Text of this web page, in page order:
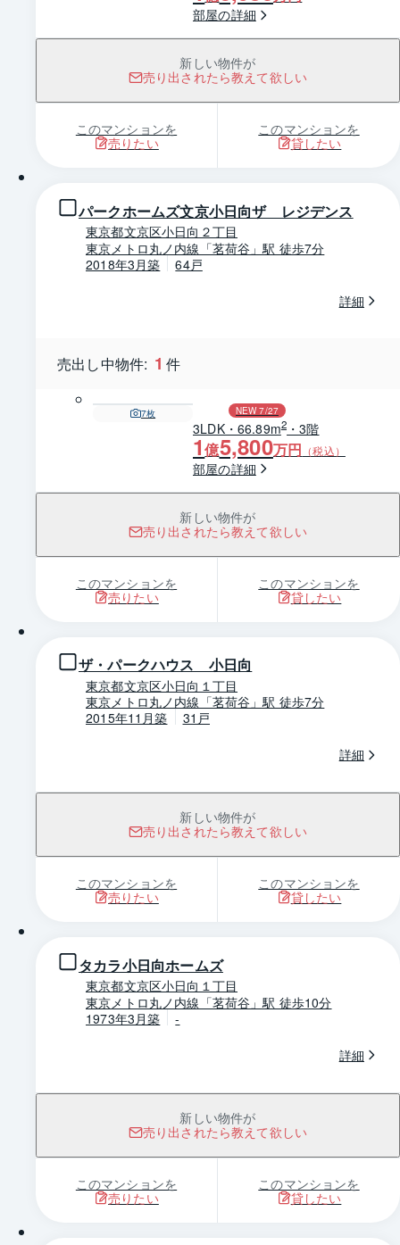
部屋の詳細
新しい物件が
売り出されたら教えて欲しい
このマンションを
売りたい
このマンションを
貸したい
パークホームズ文京小日向ザ レジデンス
東京都文京区小日向２丁目
東京メトロ丸ノ内線「茗荷谷」駅 徒歩7分
2018年3月築
64戸
詳細
売出し中物件: 1 件
7枚 NEW 7/27
3LDK・66.89m2 ・3階
1億5,800万円 （税込）
部屋の詳細
新しい物件が
売り出されたら教えて欲しい
このマンションを
売りたい
このマンションを
貸したい
ザ・パークハウス 小日向
東京都文京区小日向１丁目
東京メトロ丸ノ内線「茗荷谷」駅 徒歩7分
2015年11月築
31戸
詳細
新しい物件が
売り出されたら教えて欲しい
このマンションを
売りたい
このマンションを
貸したい
タカラ小日向ホームズ
東京都文京区小日向１丁目
東京メトロ丸ノ内線「茗荷谷」駅 徒歩10分
1973年3月築
-
詳細
新しい物件が
売り出されたら教えて欲しい
このマンションを
売りたい
このマンションを
貸したい